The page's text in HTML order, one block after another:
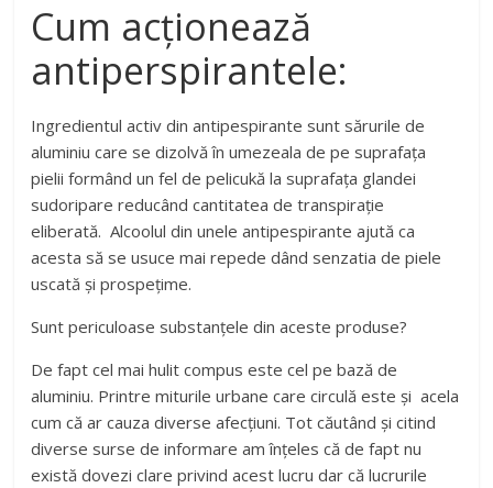
Cum acționează
antiperspirantele:
Ingredientul activ din antipespirante sunt sărurile de
aluminiu care se dizolvă în umezeala de pe suprafața
pielii formând un fel de pelicukă la suprafața glandei
sudoripare reducând cantitatea de transpirație
eliberată. Alcoolul din unele antipespirante ajută ca
acesta să se usuce mai repede dând senzatia de piele
uscată și prospețime.
Sunt periculoase substanțele din aceste produse?
De fapt cel mai hulit compus este cel pe bază de
aluminiu. Printre miturile urbane care circulă este și acela
cum că ar cauza diverse afecțiuni. Tot căutând și citind
diverse surse de informare am înțeles că de fapt nu
există dovezi clare privind acest lucru dar că lucrurile